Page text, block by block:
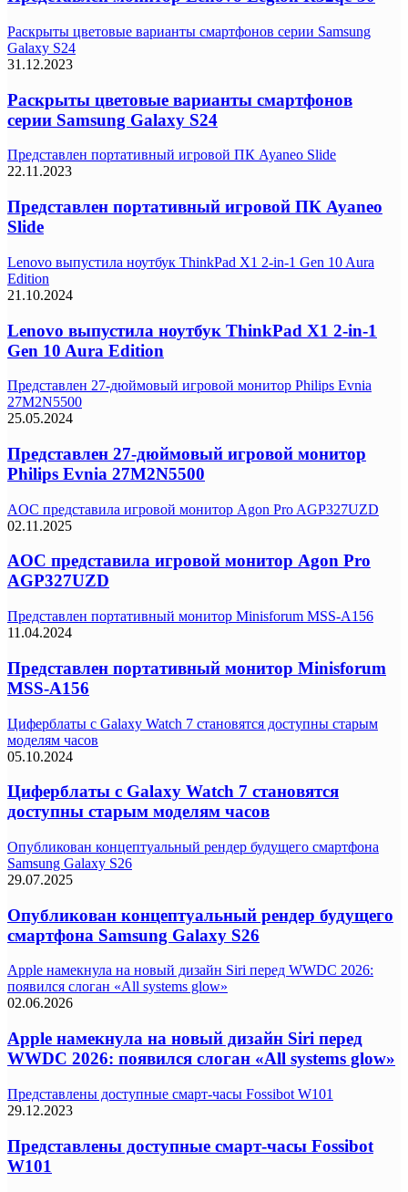
Раскрыты цветовые варианты смартфонов серии Samsung
Galaxy S24
31.12.2023
Раскрыты цветовые варианты смартфонов
серии Samsung Galaxy S24
Представлен портативный игровой ПК Ayaneo Slide
22.11.2023
Представлен портативный игровой ПК Ayaneo
Slide
Lenovo выпустила ноутбук ThinkPad X1 2-in-1 Gen 10 Aura
Edition
21.10.2024
Lenovo выпустила ноутбук ThinkPad X1 2-in-1
Gen 10 Aura Edition
Представлен 27-дюймовый игровой монитор Philips Evnia
27M2N5500
25.05.2024
Представлен 27-дюймовый игровой монитор
Philips Evnia 27M2N5500
AOC представила игровой монитор Agon Pro AGP327UZD
02.11.2025
AOC представила игровой монитор Agon Pro
AGP327UZD
Представлен портативный монитор Minisforum MSS-A156
11.04.2024
Представлен портативный монитор Minisforum
MSS-A156
Циферблаты с Galaxy Watch 7 становятся доступны старым
моделям часов
05.10.2024
Циферблаты с Galaxy Watch 7 становятся
доступны старым моделям часов
Опубликован концептуальный рендер будущего смартфона
Samsung Galaxy S26
29.07.2025
Опубликован концептуальный рендер будущего
смартфона Samsung Galaxy S26
Apple намекнула на новый дизайн Siri перед WWDC 2026:
появился слоган «All systems glow»
02.06.2026
Apple намекнула на новый дизайн Siri перед
WWDC 2026: появился слоган «All systems glow»
Представлены доступные смарт-часы Fossibot W101
29.12.2023
Представлены доступные смарт-часы Fossibot
W101